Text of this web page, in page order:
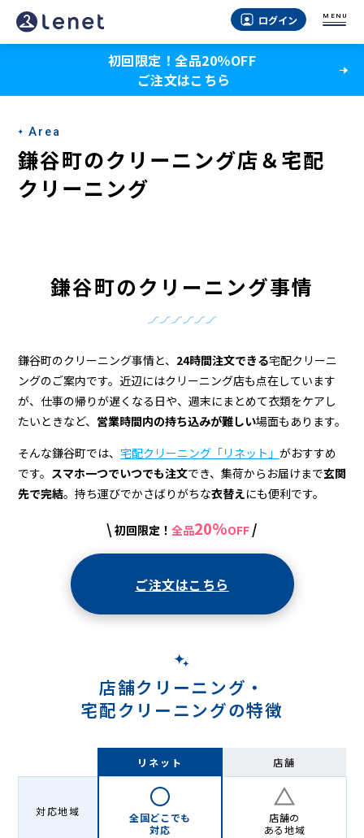
鎌
谷
の
ク
リ
ー
宅
配
ク
リ
ー
ログイン MENU
初回限定！全品20％OFF
ご注文はこちら
Area
鎌谷町のクリーニング店＆宅配
クリーニング
鎌谷町のクリーニング事情
鎌谷町のクリーニング事情と、 24時間注文できる宅配クリーニ
ングのご案内です。近辺にはクリーニング店も点在しています
が、仕事の帰りが遅くなる日や、週末にまとめて衣類をケアし
たいときなど、 営業時間内の持ち込みが難しい場面もあります。
そんな鎌谷町では、 宅配クリーニング「リネット」 がおすすめ
です。 スマホ一つでいつでも注文でき、集荷からお届けまで玄関
先で完結。持ち運びでかさばりがちな衣替えにも便利です。
\ 初回限定！ 全品20%OFF /
ご注文はこちら
店舗クリーニング・
宅配クリーニングの特徴
リネット 店舗
対応地域
全国どこでも
対応
店舗の
ある地域